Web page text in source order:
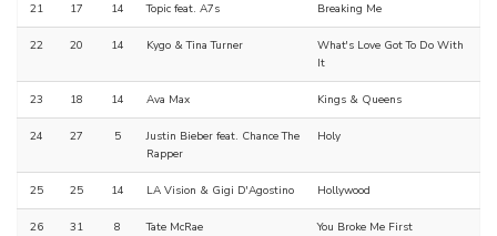
21 17 14 Topic feat. A7s Breaking Me
22 20 14 Kygo & Tina Turner
What's Love Got To Do With
It
23 18 14 Ava Max Kings & Queens
24 27 5
Justin Bieber feat. Chance The
Rapper
Holy
25 25 14 LA Vision & Gigi D'Agostino Hollywood
26 31 8 Tate McRae You Broke Me First